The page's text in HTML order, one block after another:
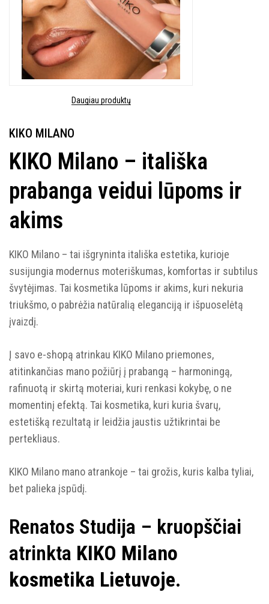
Daugiau produktų
KIKO MILANO
KIKO Milano – itališka
prabanga veidui lūpoms ir
akims
KIKO Milano – tai išgryninta itališka estetika, kurioje
susijungia modernus moteriškumas, komfortas ir subtilus
švytėjimas. Tai kosmetika lūpoms ir akims, kuri nekuria
triukšmo, o pabrėžia natūralią eleganciją ir išpuoselėtą
įvaizdį.
Į savo e-shopą atrinkau KIKO Milano priemones,
atitinkančias mano požiūrį į prabangą – harmoningą,
rafinuotą ir skirtą moteriai, kuri renkasi kokybę, o ne
momentinį efektą. Tai kosmetika, kuri kuria švarų,
estetišką rezultatą ir leidžia jaustis užtikrintai be
pertekliaus.
KIKO Milano mano atrankoje – tai grožis, kuris kalba tyliai,
bet palieka įspūdį.
Renatos Studija – kruopščiai
atrinkta KIKO Milano
kosmetika Lietuvoje.